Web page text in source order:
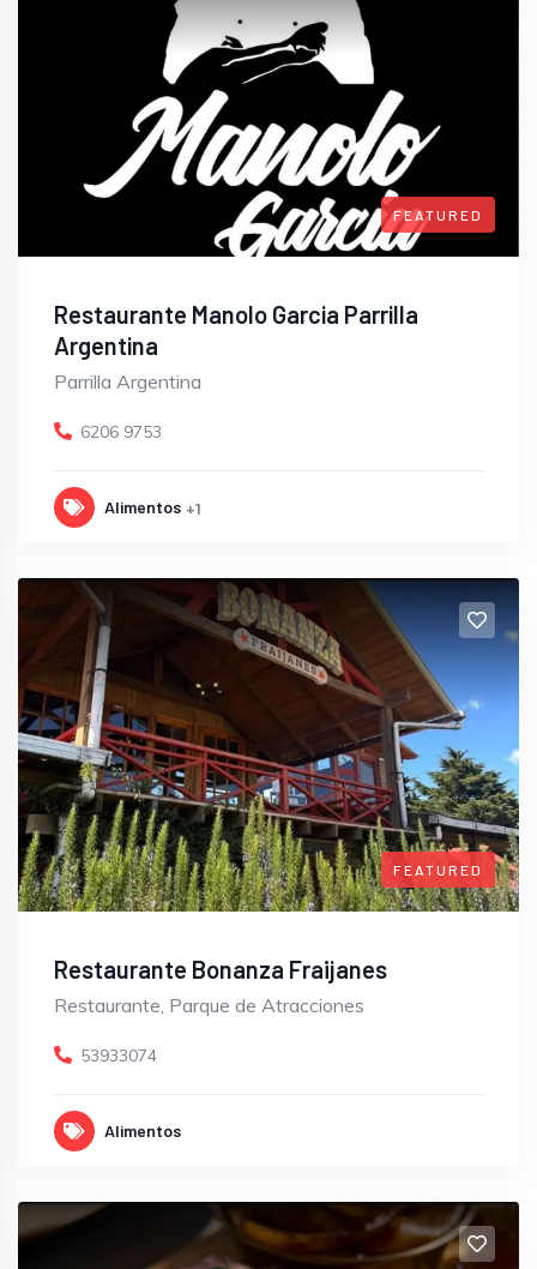
FEATURED
Restaurante Manolo Garcia Parrilla
Argentina
Parrilla Argentina
6206 9753
Alimentos +1
FEATURED
Restaurante Bonanza Fraijanes
Restaurante, Parque de Atracciones
53933074
Alimentos